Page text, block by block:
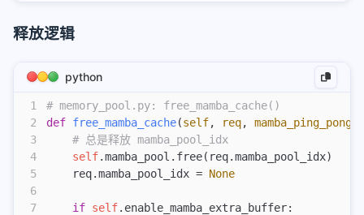
51
52
54
   │
   ├─ 节点 [0:512]: mamba_value = slot B
└─ 节点 [0:1200]: mamba_value = slot D (fork
释放逻辑
python
1
2
3
4
5
6
7
# memory_pool.py: free_mamba_cache()
def free_mamba_cache(self, req,
    # 总是释放 mamba_pool_idx
    self
.mamba_pool.free(req.mamba_pool_idx)
    req.mamba_pool_idx =
None
    if
self.enable_mamba_extra_buffer: